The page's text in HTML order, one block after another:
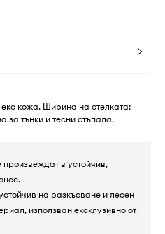
кожа. Ширина на стелката:
за тънки и тесни стъпала.
произвеждат в устойчив,
на разкъсване и лесен
използван ексклузивно от